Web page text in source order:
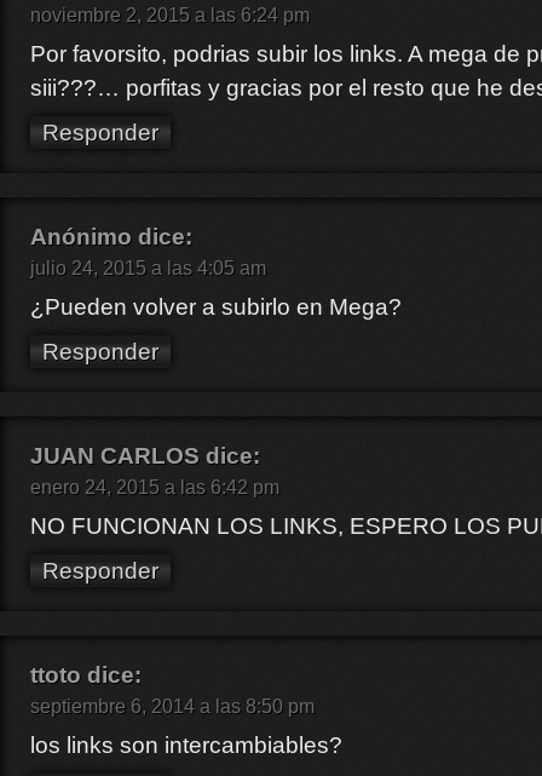
noviembre 2, 2015 a las 6:24 pm
Por favorsito, podrias subir los links. A mega de
siii???… porfitas y gracias por el resto que he
Responder
Anónimo dice:
julio 24, 2015 a las 4:05 am
¿Pueden volver a subirlo en Mega?
Responder
JUAN CARLOS dice:
enero 24, 2015 a las 6:42 pm
NO FUNCIONAN LOS LINKS, ESPERO LOS
Responder
ttoto dice:
septiembre 6, 2014 a las 8:50 pm
los links son intercambiables?